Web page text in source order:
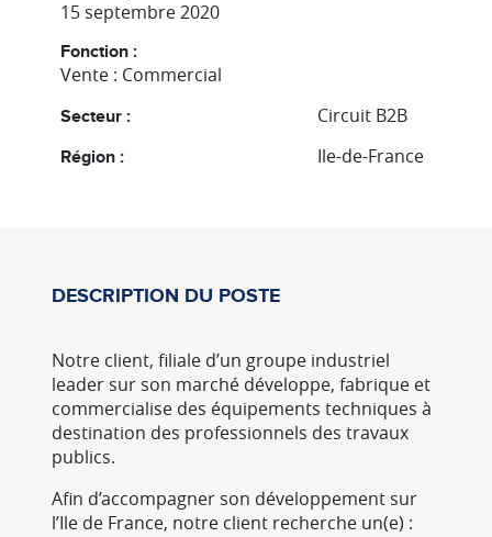
15 septembre 2020
Fonction :
Vente : Commercial
Secteur : Circuit B2B
Région : Ile-de-France
DESCRIPTION DU POSTE
Notre client, filiale d’un groupe industriel
leader sur son marché développe, fabrique et
commercialise des équipements techniques à
destination des professionnels des travaux
publics.
Afin d’accompagner son développement sur
l’Ile de France, notre client recherche un(e) :